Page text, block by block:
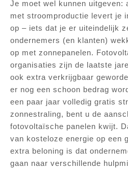
Je moet wel kunnen uitgeven:
met stroomproductie levert je
op – iets dat je er uiteindelijk
ondernemers (en klanten)
op met zonnepanelen.
organisaties zijn de laatste
ook extra verkrijgbaar
er nog een schoon bedrag
een paar jaar volledig gratis
zonnestraling, bent u de
fotovoltaïsche panelen kwijt.
van kosteloze energie op een
extra beloning is dat
gaan naar verschillende